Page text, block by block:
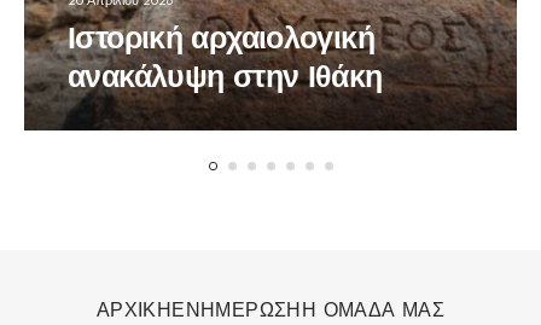
Ιστορική αρχαιολογική
ανακάλυψη στην Ιθάκη
ΑΡΧΙΚΗΕΝΗΜΕΡΩΣΗΗ ΟΜΑΔΑ ΜΑΣ